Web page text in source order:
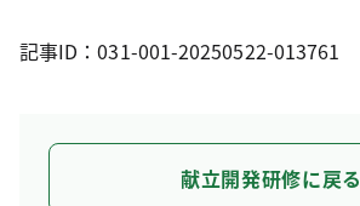
記事ID：031-001-20250522-013761
献立開発研修に戻る